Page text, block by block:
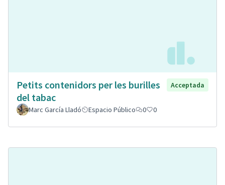
Petits contenidors per les burilles
del tabac
Acceptada
Marc García Lladó Espacio Público 0 0